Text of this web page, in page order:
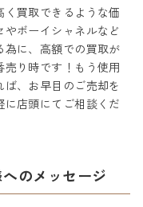
買取できるような価
ボーイシャネルなど
為に、高額での買取が
り時です！もう使用
、お早目のご売却を
店頭にてご相談くだ
のメッセージ